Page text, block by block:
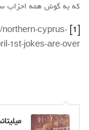
که به گوش همه احزاب
cyprus-
1st-jokes-are-over/